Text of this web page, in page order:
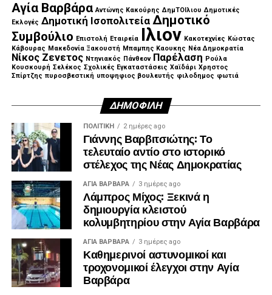
Αγία Βαρβάρα Αντώνης Κακούρης ΔημΤΟΙλιου Δημοτικές
Εκλογές Δημοτική Ισοπολιτεία Δημοτικό
Συμβούλιο Επιστολή Εταιρεία Ιλιον Κακοτεχνίες Κώστας
Κάβουρας Μακεδονία Ξακουστή Μπαμπης Καουκης Νέα Δημοκρατία
Νίκος Ζενετος Ντηνιακός Πάνθεον Παρέλαση Ρούλα
Κουσκουρή Σελέκος Σχολικές Εγκαταστάσεις Χαϊδάρι Χρηστος
Σπίρτζης πυροσβεστική υποψηφιος βουλευτής φιλοδημος φωτιά
ΔΗΜΟΦΙΛΉ
ΠΟΛΙΤΙΚΉ 2 ημέρες ago
Γιάννης Βαρβιτσιώτης: Το
τελευταίο αντίο στο ιστορικό
στέλεχος της Νέας Δημοκρατίας
ΑΓΙΑ ΒΑΡΒΑΡΑ 3 ημέρες ago
Λάμπρος Μίχος: Ξεκινά η
δημιουργία κλειστού
κολυμβητηρίου στην Αγία Βαρβάρα
ΑΓΙΑ ΒΑΡΒΑΡΑ 3 ημέρες ago
Καθημερινοί αστυνομικοί και
τροχονομικοί έλεγχοι στην Αγία
Βαρβάρα